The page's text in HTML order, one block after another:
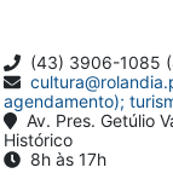
(43) 3906-1085
agendamento);
Av. Pres. Getúlio
Histórico
8h às 17h